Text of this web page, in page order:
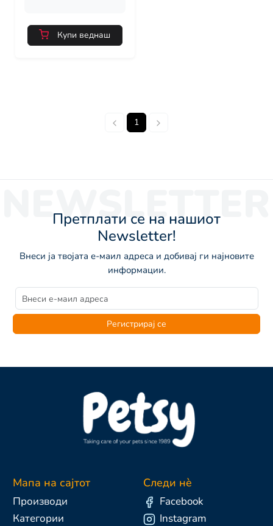
Купи веднаш
1
NEWSLETTER
Претплати се на нашиот
Newsletter!
Внеси ја твојата е-маил адреса и добивај ги најновите
информации.
Регистрирај се
Мапа на сајтот
Производи
Категории
Следи нè
Facebook
Instagram